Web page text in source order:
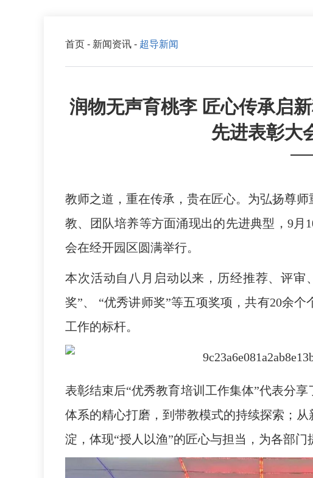
首页 - 新闻资讯 - 超导新闻
润物无声育桃李 匠心传承启
先进表彰大
教师之道，重在传承，贵在匠心。为弘扬尊
教、团队培养等方面涌现出的先进典型，9月
会在经开园区圆满举行。
本次活动自八月启动以来，历经推荐、评
奖”、 “优秀讲师奖”等五项奖项，共有20余
工作的标杆。
表彰结束后“优秀教育培训工作集体”代表分
体系的精心打磨，到带教模式的持续探索；
淀，体现“授人以渔”的匠心与担当，为各部门